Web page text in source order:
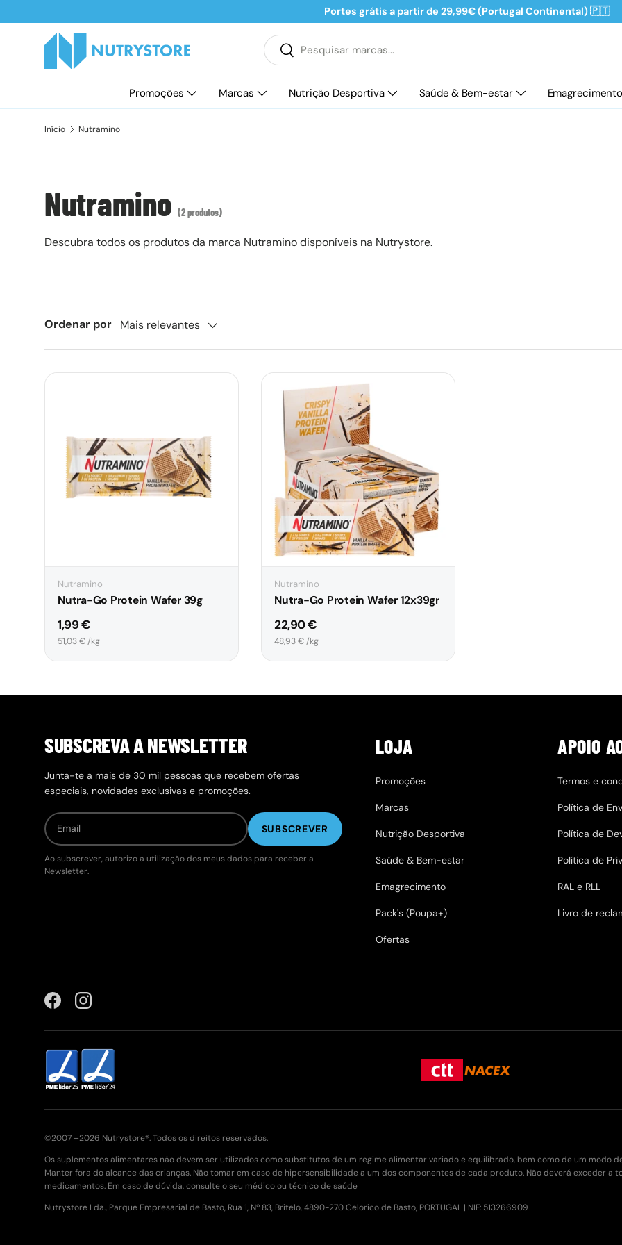
Ir para o conteúdo
Portes grátis a partir de 29,99€ (Portugal Continental) 🇵🇹
Pesquisar
Pesquisar
Promoções Marcas Nutrição Desportiva Saúde & Bem-estar Emagrecimento
Início Nutramino
Nutramino (2 produtos)
Descubra todos os produtos da marca Nutramino disponíveis na Nutrystore.
Ordenar por Mais relevantes
Nutramino
Nutra-Go Protein Wafer 39g
Preço normal
1,99 €
Preço unitário
51,03 € /kg
Nutramino
Nutra-Go Protein Wafer 12x39gr
Preço normal
22,90 €
Preço unitário
48,93 € /kg
SUBSCREVA A NEWSLETTER
Junta-te a mais de 30 mil pessoas que recebem ofertas
especiais, novidades exclusivas e promoções.
SUBSCREVER
Ao subscrever, autorizo a utilização dos meus dados para receber a
Newsletter.
LOJA
Promoções
Marcas
Nutrição Desportiva
Saúde & Bem-estar
Emagrecimento
Pack's (Poupa+)
Ofertas
APOIO
Termos e
Política de
Política de
Política de
RAL e RLL
Livro de
FacebookInstagram
©2007 –2026 Nutrystore®. Todos os direitos reservados.
Os suplementos alimentares não devem ser utilizados como substitutos de um regime alimentar variado e equilibrado, bem como de um modo
Manter fora do alcance das crianças. Não tomar em caso de hipersensibilidade a um dos componentes de cada produto. Não deverá exceder a
medicamentos. Em caso de dúvida, consulte o seu médico ou técnico de saúde
Nutrystore Lda., Parque Empresarial de Basto, Rua 1, Nº 83, Britelo, 4890-270 Celorico de Basto, PORTUGAL | NIF: 513266909